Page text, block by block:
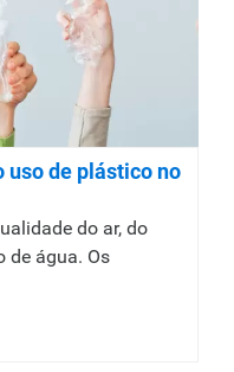
de plástico no
do ar, do
de água. Os